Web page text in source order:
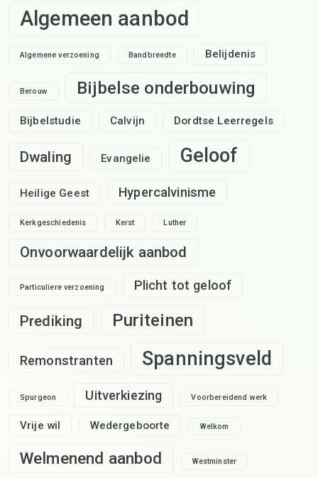
Algemeen aanbod
Algemene verzoening Bandbreedte Belijdenis
Berouw Bijbelse onderbouwing
Bijbelstudie Calvijn Dordtse Leerregels
Dwaling Evangelie Geloof
Heilige Geest Hypercalvinisme
Kerkgeschiedenis Kerst Luther
Onvoorwaardelijk aanbod
Particuliere verzoening Plicht tot geloof
Prediking Puriteinen
Remonstranten Spanningsveld
Spurgeon Uitverkiezing Voorbereidend werk
Vrije wil Wedergeboorte Welkom
Welmenend aanbod Westminster